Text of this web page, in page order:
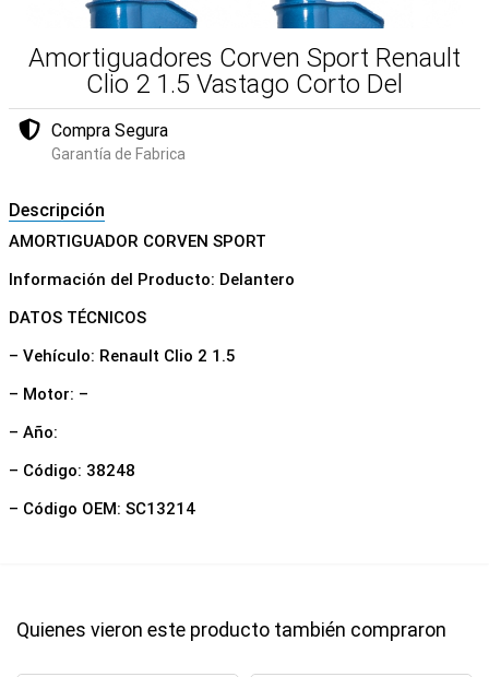
Amortiguadores Corven Sport Renault
Clio 2 1.5 Vastago Corto Del
Compra Segura
Garantía de Fabrica
Descripción
AMORTIGUADOR CORVEN SPORT
Información del Producto: Delantero
DATOS TÉCNICOS
– Vehículo: Renault Clio 2 1.5
– Motor: –
– Año:
– Código: 38248
– Código OEM: SC13214
Quienes vieron este producto también compraron